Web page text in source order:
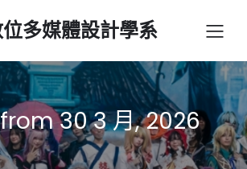
多媒體設計學系
30 3 月, 2026